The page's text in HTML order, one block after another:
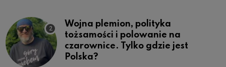
Wojna plemion, polityka
tożsamości i polowanie na
czarownice. Tylko gdzie jest
Polska?